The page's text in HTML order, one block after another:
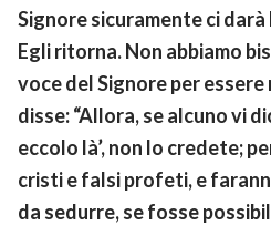
Signore sicuramente ci
Egli ritorna. Non abbiamo
voce del Signore per
disse: “Allora, se alcuno vi
eccolo là’, non lo credete;
cristi e falsi profeti, e
da sedurre, se fosse